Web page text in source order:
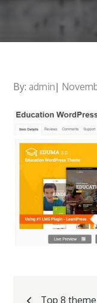
By:admin
Posted
Top 8